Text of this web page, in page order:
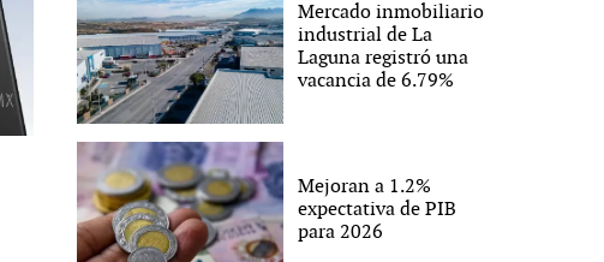
Mercado inmobiliario
industrial de La
Laguna registró una
vacancia de 6.79%
Mejoran a 1.2%
expectativa de PIB
para 2026